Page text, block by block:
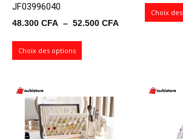
JF03996040
48.300 CFA – 52.500 CFA
52.500 CFA
Choix des options
Choix